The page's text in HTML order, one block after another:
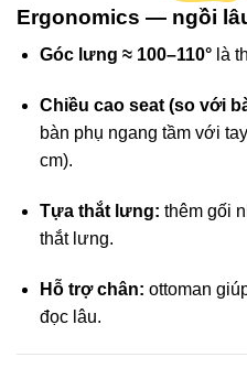
Ergonomics — ngồi
Góc lưng ≈ 100–110°là
Chiều cao seat (so với
bàn phụ ngang tầm với
cm).
Tựa thắt lưng: thêm gối
thắt lưng.
Hỗ trợ chân: ottoman
đọc lâu.